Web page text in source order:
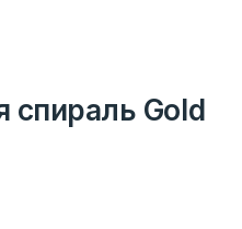
спираль Gold